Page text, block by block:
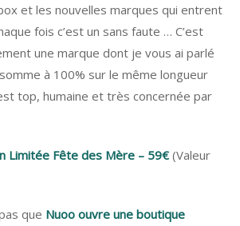
et les nouvelles marques qui entrent
fois c’est un sans faute … C’est
une marque dont je vous ai parlé
à 100% sur le même longueur
top, humaine et très concernée par
Limitée Fête des Mère – 59€(Valeur
que Nuoo ouvre une boutique